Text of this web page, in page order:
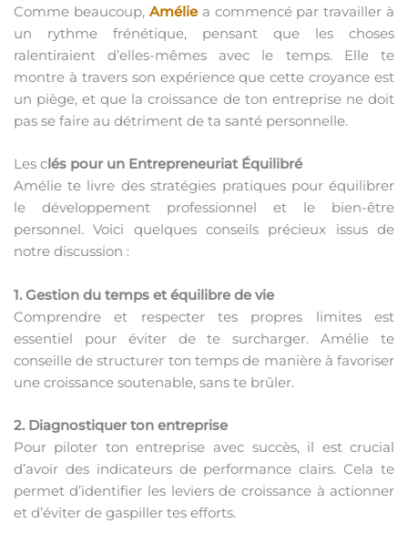
Comme beaucoup, Améliea commencé par travailler à
un rythme frénétique, pensant que les choses
ralentiraient d’elles-mêmes avec le temps. Elle te
montre à travers son expérience que cette croyance est
un piège, et que la croissance de ton entreprise ne doit
pas se faire au détriment de ta santé personnelle.
Les clés pour un Entrepreneuriat Équilibré
Amélie te livre des stratégies pratiques pour équilibrer
le développement professionnel et le bien-être
personnel. Voici quelques conseils précieux issus de
notre discussion :
1. Gestion du temps et équilibre de vie
Comprendre et respecter tes propres limites est
essentiel pour éviter de te surcharger. Amélie te
conseille de structurer ton temps de manière à favoriser
une croissance soutenable, sans te brûler.
2. Diagnostiquer ton entreprise
Pour piloter ton entreprise avec succès, il est crucial
d’avoir des indicateurs de performance clairs. Cela te
permet d’identifier les leviers de croissance à actionner
et d’éviter de gaspiller tes efforts.